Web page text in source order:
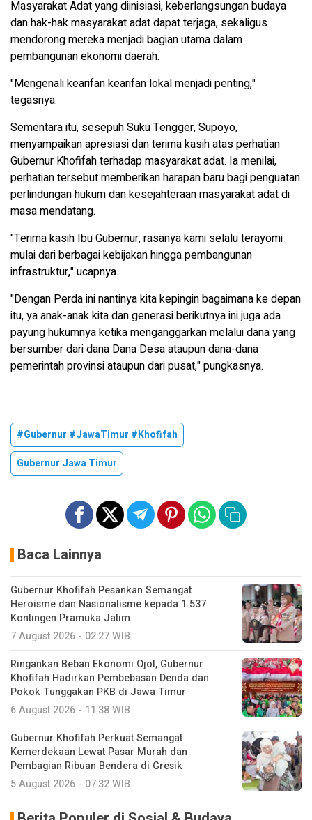
Masyarakat Adat yang diinisiasi, keberlangsungan budaya
dan hak-hak masyarakat adat dapat terjaga, sekaligus
mendorong mereka menjadi bagian utama dalam
pembangunan ekonomi daerah.
"Mengenali kearifan kearifan lokal menjadi penting,"
tegasnya.
Sementara itu, sesepuh Suku Tengger, Supoyo,
menyampaikan apresiasi dan terima kasih atas perhatian
Gubernur Khofifah terhadap masyarakat adat. Ia menilai,
perhatian tersebut memberikan harapan baru bagi penguatan
perlindungan hukum dan kesejahteraan masyarakat adat di
masa mendatang.
"Terima kasih Ibu Gubernur, rasanya kami selalu terayomi
mulai dari berbagai kebijakan hingga pembangunan
infrastruktur," ucapnya.
"Dengan Perda ini nantinya kita kepingin bagaimana ke depan
itu, ya anak-anak kita dan generasi berikutnya ini juga ada
payung hukumnya ketika menganggarkan melalui dana yang
bersumber dari dana Dana Desa ataupun dana-dana
pemerintah provinsi ataupun dari pusat," pungkasnya.
#Gubernur #JawaTimur #Khofifah
Gubernur Jawa Timur
Baca Lainnya
Gubernur Khofifah Pesankan Semangat
Heroisme dan Nasionalisme kepada 1.537
Kontingen Pramuka Jatim
7 August 2026 - 02:27 WIB
Ringankan Beban Ekonomi Ojol, Gubernur
Khofifah Hadirkan Pembebasan Denda dan
Pokok Tunggakan PKB di Jawa Timur
6 August 2026 - 11:38 WIB
Gubernur Khofifah Perkuat Semangat
Kemerdekaan Lewat Pasar Murah dan
Pembagian Ribuan Bendera di Gresik
5 August 2026 - 07:32 WIB